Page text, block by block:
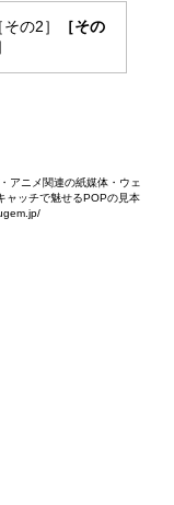
その2］
［その
アニメ関連の紙媒体・ウェ
ャッチで魅せるPOPの見本